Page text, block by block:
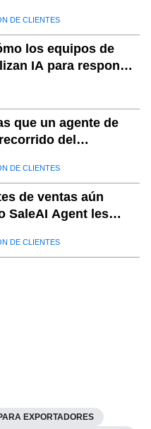
el hogar
el comercio electrónico
globales con
DE CLIENTES
los equipos de
IA para responder
que un agente de
del
DE CLIENTES
de ventas aún
SaleAI Agent les
DE CLIENTES
EXPORTADORES